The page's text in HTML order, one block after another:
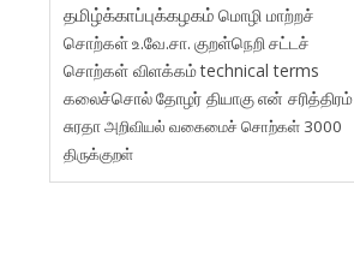
தமிழ்க்காப்புக்கழகம் மொழி மாற்றச்
சொற்கள்உ.வே.சா. குறள்நெறி சட்டச்
சொற்கள் விளக்கம்technical terms
கலைச்சொல்தோழர் தியாகுஎன் சரித்திரம்
சுரதாஅறிவியல் வகைமைச் சொற்கள் 3000
திருக்குறள்